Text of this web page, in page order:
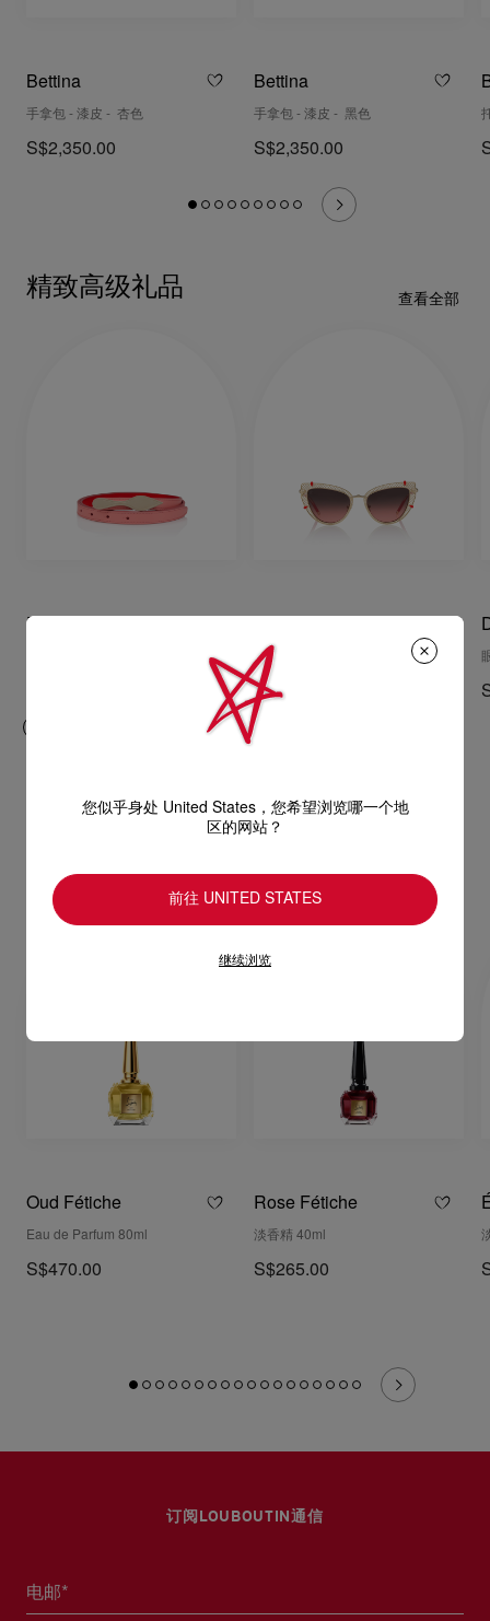
Bettina
手拿包 - 漆皮 - 杏色
S$2,350.00
Bettina
手拿包 - 漆皮 - 黑色
S$2,350.00
精致高级礼品 查看全部
Bettina
眼镜 - 金属 - 金色
S$1,160.00
彩妆 查看全部
Oud Fétiche
Eau de Parfum 80ml
S$470.00
Rose Fétiche
淡香精 40ml
S$265.00
订阅LOUBOUTIN通信
电邮*
您似乎身处 United States，您希望浏览哪一个地
区的网站？
前往 UNITED STATES
继续浏览